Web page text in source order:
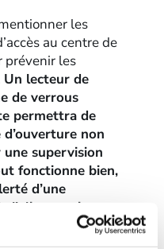
les
au centre de
prévenir les
Un lecteur de
de verrous
permettra de
non
supervision
fonctionne bien,
d’une
l’alimentation
l’accès lors
La salle de